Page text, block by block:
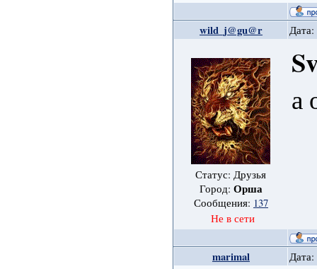
wild_j@gu@r
Статус: Друзья
Город: Орша
Сообщения: 137
Не в сети
а
marimal